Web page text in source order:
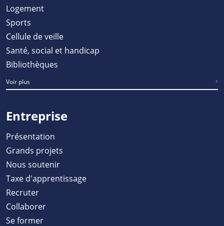
Logement
Sports
Cellule de veille
Santé, social et handicap
Bibliothèques
Voir plus
Entreprise
Présentation
Grands projets
Nous soutenir
Taxe d'apprentissage
Recruter
Collaborer
Se former